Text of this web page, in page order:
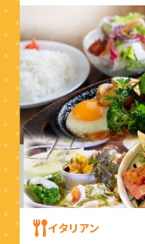
イタリアン